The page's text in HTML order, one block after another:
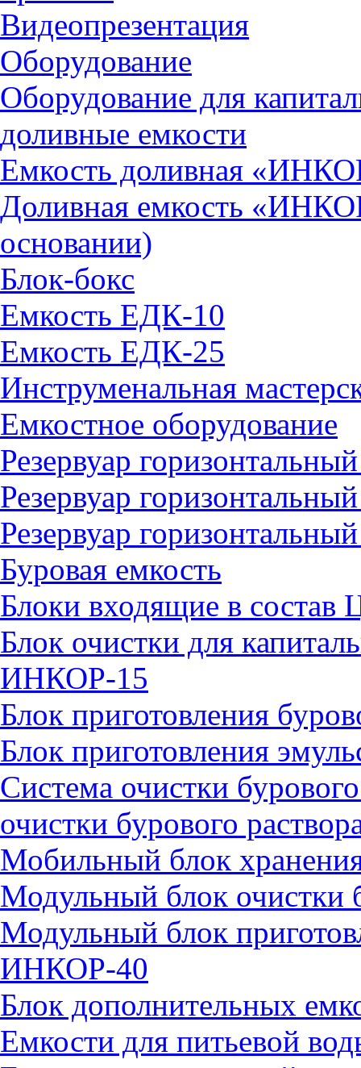
Видеопрезентация
Оборудование
Оборудование для
доливные емкости
Емкость доливная
Доливная емкость
основании)
Блок-бокс
Емкость ЕДК-10
Емкость ЕДК-25
Инструменальная
Емкостное оборудование
Резервуар
Резервуар
Резервуар
Буровая емкость
Блоки входящие в состав
Блок очистки для
ИНКОР-15
Блок приготовления
Блок приготовления
Система очистки
очистки бурового
Мобильный блок
Модульный блок очистки
Модульный блок
ИНКОР-40
Блок дополнительных
Емкости для питьевой